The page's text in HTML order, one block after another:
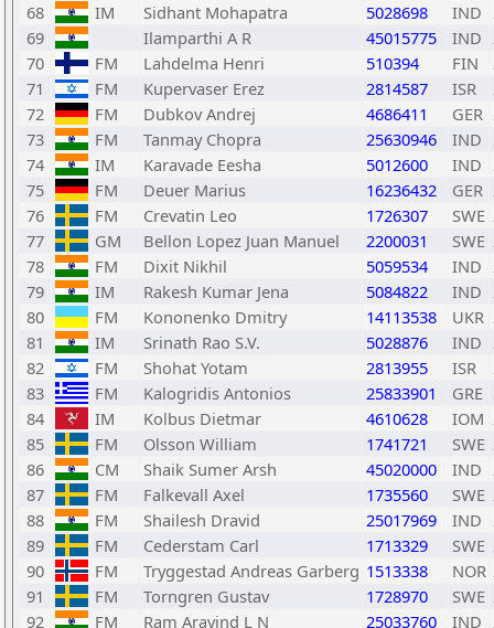
68
IM Sidhant Mohapatra 5028698 IND
69
Ilamparthi A R 45015775 IND
70
FM Lahdelma Henri 510394 FIN
71
FM Kupervaser Erez 2814587 ISR
72
FM Dubkov Andrej 4686411 GER
73
FM Tanmay Chopra 25630946 IND
74
IM Karavade Eesha 5012600 IND
75
FM Deuer Marius 16236432 GER
76
FM Crevatin Leo 1726307 SWE
77
GM Bellon Lopez Juan Manuel 2200031 SWE
78
FM Dixit Nikhil 5059534 IND
79
IM Rakesh Kumar Jena 5084822 IND
80
FM Kononenko Dmitry 14113538 UKR
81
IM Srinath Rao S.V. 5028876 IND
82
FM Shohat Yotam 2813955 ISR
83
FM Kalogridis Antonios 25833901 GRE
84
IM Kolbus Dietmar 4610628 IOM
85
FM Olsson William 1741721 SWE
86
CM Shaik Sumer Arsh 45020000 IND
87
FM Falkevall Axel 1735560 SWE
88
FM Shailesh Dravid 25017969 IND
89
FM Cederstam Carl 1713329 SWE
90
FM Tryggestad Andreas Garberg 1513338 NOR
91
FM Torngren Gustav 1728970 SWE
92
FM Ram Aravind L N 25033760 IND